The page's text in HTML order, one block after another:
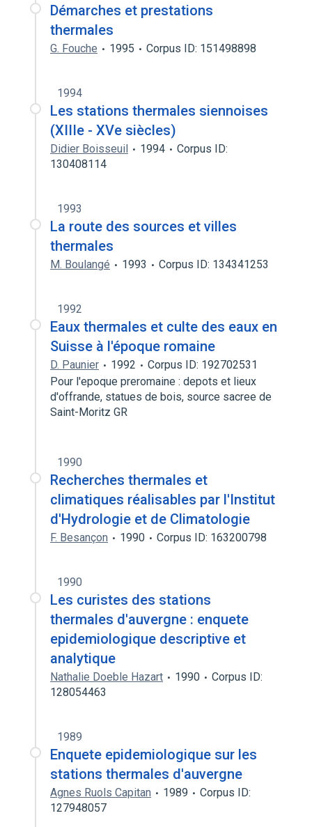
Démarches et prestations
thermales
G. Fouche 1995 Corpus ID: 151498898
1994
Les stations thermales siennoises
(XIIIe - XVe siècles)
Didier Boisseuil 1994
Corpus ID:
130408114
1993
La route des sources et villes
thermales
M. Boulangé 1993 Corpus ID: 134341253
1992
Eaux thermales et culte des eaux en
Suisse à l'époque romaine
D. Paunier 1992
Corpus ID: 192702531
Pour l'epoque preromaine : depots et lieux
d'offrande, statues de bois, source sacree de
Saint-Moritz GR
1990
Recherches thermales et
climatiques réalisables par l'Institut
d'Hydrologie et de Climatologie
F. Besançon 1990 Corpus ID: 163200798
1990
Les curistes des stations
thermales d'auvergne : enquete
epidemiologique descriptive et
analytique
Nathalie Doeble Hazart 1990
Corpus ID:
128054463
1989
Enquete epidemiologique sur les
stations thermales d'auvergne
Agnes Ruols Capitan 1989
Corpus ID:
127948057